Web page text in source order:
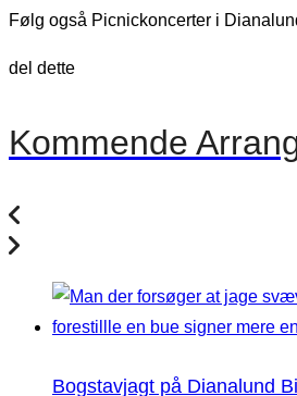
Følg også Picnickoncerter i
del dette
Kommende
Bogstavjagt på Dianalund